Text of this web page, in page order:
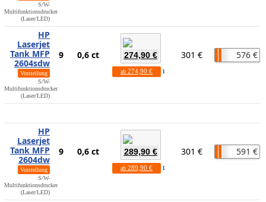
S/W-
Multifunktionsdrucker
(Laser/LED)
HP
Laserjet
Tank MFP
2604sdw
Vorstellung
S/W-
Multifunktionsdrucker
(Laser/LED)
9 0,6 ct 274,90 €
ab 274,90 € 1
301 € 576 €
HP
Laserjet
Tank MFP
2604dw
Vorstellung
S/W-
Multifunktionsdrucker
(Laser/LED)
9 0,6 ct 289,90 €
ab 289,90 € 1
301 € 591 €